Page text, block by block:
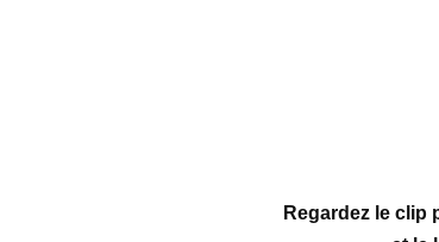
Regardez le clip